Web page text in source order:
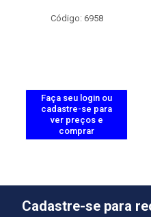
Código: 6958
Faça seu login ou
cadastre-se para
ver preços e
comprar
Cadastre-se para